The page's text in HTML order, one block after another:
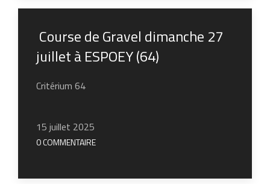
Course de Gravel dimanche 27
juillet à ESPOEY (64)
Critérium 64
15 juillet 2025
0 COMMENTAIRE